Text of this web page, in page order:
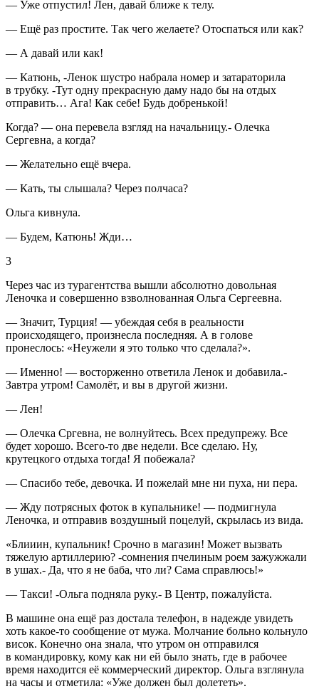
— Уже отпустил! Лен, давай ближе к телу.
— Ещё раз простите. Так чего желаете? Отоспаться или как?
— А давай или как!
— Катюнь, -Ленок шустро набрала номер и затараторила
в трубку. -Тут одну прекрасную даму надо бы на отдых
отправить… Ага! Как себе! Будь добренькой!
Когда? — она перевела взгляд на начальницу.- Олечка
Сергевна, а когда?
— Желательно ещё вчера.
— Кать, ты слышала? Через полчаса?
Ольга кивнула.
— Будем, Катюнь! Жди…
3
Через час из турагентства вышли абсолютно довольная
Леночка и совершенно взволнованная Ольга Сергеевна.
— Значит, Турция! — убеждая себя в реальности
происходящего, произнесла последняя. А в голове
пронеслось: «Неужели я это только что сделала?».
— Именно! — восторженно ответила Ленок и добавила.-
Завтра утром! Самолёт, и вы в другой жизни.
— Лен!
— Олечка Сргевна, не волнуйтесь. Всех предупрежу. Все
будет хорошо. Всего-то две недели. Все сделаю. Ну,
крутецкого отдыха тогда! Я побежала?
— Спасибо тебе, девочка. И пожелай мне ни пуха, ни пера.
— Жду потрясных фоток в купальнике! — подмигнула
Леночка, и отправив воздушный поцелуй, скрылась из вида.
«Блииин, купальник! Срочно в магазин! Может вызвать
тяжелую артиллерию? -сомнения пчелиным роем зажужжали
в ушах.- Да, что я не баба, что ли? Сама справлюсь!»
— Такси! -Ольга подняла руку.- В Центр, пожалуйста.
В машине она ещё раз достала телефон, в надежде увидеть
хоть какое-то сообщение от мужа. Молчание больно кольнуло
висок. Конечно она знала, что утром он отправился
в командировку, кому как ни ей было знать, где в рабочее
время находится её коммерческий директор. Ольга взглянула
на часы и отметила: «Уже должен был долететь».